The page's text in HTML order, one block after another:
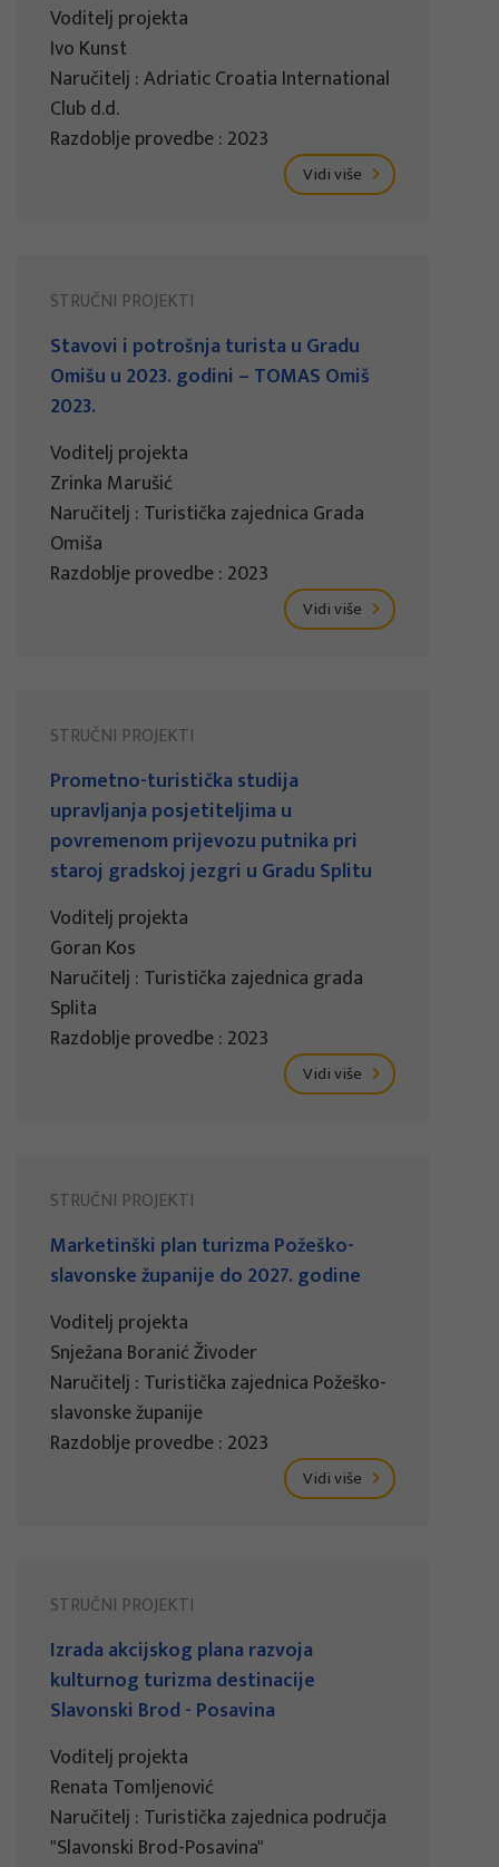
Voditelj projekta
Ivo Kunst
Naručitelj : Adriatic Croatia International
Club d.d.
Razdoblje provedbe : 2023
Vidi više
STRUČNI PROJEKTI
Stavovi i potrošnja turista u Gradu
Omišu u 2023. godini – TOMAS Omiš
2023.
Voditelj projekta
Zrinka Marušić
Naručitelj : Turistička zajednica Grada
Omiša
Razdoblje provedbe : 2023
Vidi više
STRUČNI PROJEKTI
Prometno-turistička studija
upravljanja posjetiteljima u
povremenom prijevozu putnika pri
staroj gradskoj jezgri u Gradu Splitu
Voditelj projekta
Goran Kos
Naručitelj : Turistička zajednica grada
Splita
Razdoblje provedbe : 2023
Vidi više
STRUČNI PROJEKTI
Marketinški plan turizma Požeško-
slavonske županije do 2027. godine
Voditelj projekta
Snježana Boranić Živoder
Naručitelj : Turistička zajednica Požeško-
slavonske županije
Razdoblje provedbe : 2023
Vidi više
STRUČNI PROJEKTI
Izrada akcijskog plana razvoja
kulturnog turizma destinacije
Slavonski Brod - Posavina
Voditelj projekta
Renata Tomljenović
Naručitelj : Turistička zajednica područja
"Slavonski Brod-Posavina"